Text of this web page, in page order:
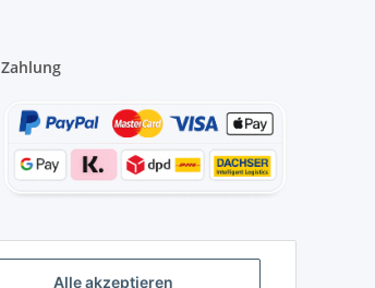
Alle akzeptieren
Zahlung